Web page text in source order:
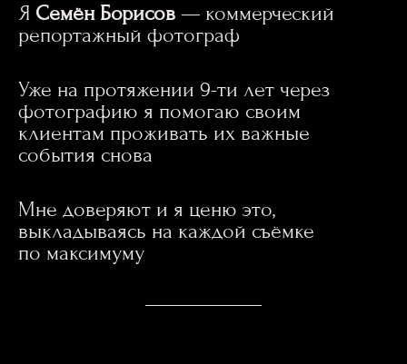
Я Семён Борисов — коммерческий
репортажный фотограф
Уже на протяжении 9-ти лет через
фотографию я помогаю своим
клиентам проживать их важные
события снова
Мне доверяют и я ценю это,
выкладываясь на каждой съёмке
по максимуму